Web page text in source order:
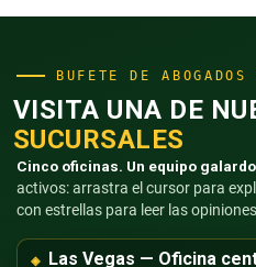
BUFETE DE
VISITA UNA DE
SUCURSALES
Cinco oficinas. Un equipo
activos: arrastra el cursor para
con estrellas para leer las
Las Vegas — Oficina